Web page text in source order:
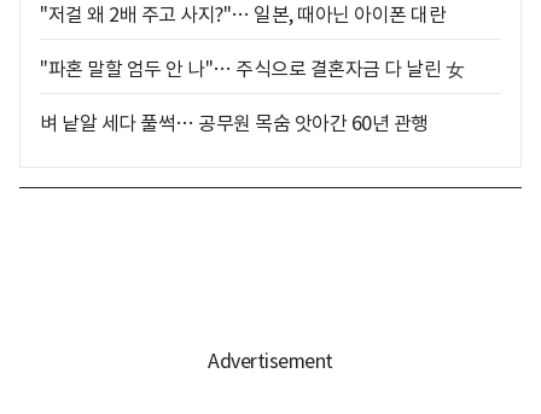
"저걸 왜 2배 주고 사지?"… 일본, 때아닌 아이폰 대란
"파혼 말할 엄두 안 나"… 주식으로 결혼자금 다 날린 女
벼 낱알 세다 풀썩… 공무원 목숨 앗아간 60년 관행